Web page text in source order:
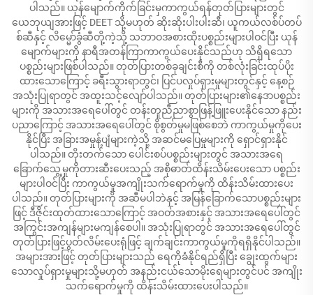
ပါသည်။ ယုန်မျောက်ကိုက်ခြင်းမှကာကွယ်ရန်တုတ်ပြားများတွင်
ယေဘုယျအားဖြင့် DEET သို့မဟုတ် ဆိုးဆိုးပါးပါးဆီ၊ ယူကယ်လစ်ပ်တပ်
စ်ဆီနှင့် လိမ္မော်ခွံဆီတို့ကဲ့သို့ သဘာဝအစားထိုးပစ္စည်းများပါဝင်ပြီး ယုန်
မျောက်များကို နာရီအတန်ကြာကာကွယ်ပေးနိုင်သည်ဟု သိရှိရသော
ပစ္စည်းများဖြစ်ပါသည်။ တုတ်ပြားတစ်ခုချင်းစီကို တစ်လုံးခြင်းထုပ်ပိုး
ထားသောကြောင့် ခရီးသွားရာတွင်၊ ပြင်ပလှုပ်ရှားမှုများတွင်နှင့် နေ့စဉ်
အသုံးပြုရာတွင် အထူးသင့်လျော်ပါသည်။ တုတ်ပြားများ၏နေဒာပစ္စည်း
များကို အသားအရေပေါ်တွင် တန်းတူညီညာစွာဖြန့်ဖြူးပေးနိုင်သော နည်း
ပညာကြောင့် အသားအရေပေါ်တွင် စိုစွတ်မှုမဖြစ်စေဘဲ ကာကွယ်မှုကိုပေး
နိုင်ပြီး အခြားအမှုန့်ပျံများကဲ့သို့ အဆင်မပြေမှုများကို ရှောင်ရှားနိုင်
ပါသည်။ တိုးတက်သော ပေါင်းစပ်ပစ္စည်းများတွင် အသားအရေ
ခြောက်သွေ့မှုကိုတားဆီးပေးသည့် အစိုဓာတ်ထိန်းသိမ်းပေးသော ပစ္စည်း
များပါဝင်ပြီး ကာကွယ်မှုအကျိုးသက်ရောက်မှုကို ထိန်းသိမ်းထားပေး
ပါသည်။ တုတ်ပြားများကို အဆီမပါဘဲနှင့် အမြန်ခြောက်သောပစ္စည်းများ
ဖြင့် ဒီဇိုင်းထုတ်ထားသောကြောင့် အဝတ်အစားနှင့် အသားအရေပေါ်တွင်
အကြွင်းအကျန်များမကျန်စေပါ။ အသုံးပြုရာတွင် အသားအရေပေါ်တွင်
တုတ်ပြားဖြင့်ပွတ်လိမ်းပေးရုံဖြင့် ချက်ချင်းကာကွယ်မှုကိုရရှိနိုင်ပါသည်။
အများအားဖြင့် တုတ်ပြားများသည် ရေကိုခံနိုင်ရည်ရှိပြီး ချွေးထွက်များ
သောလှုပ်ရှားမှုများသို့မဟုတ် အနည်းငယ်သောမိုးရေများတွင်ပင် အကျိုး
သက်ရောက်မှုကို ထိန်းသိမ်းထားပေးပါသည်။